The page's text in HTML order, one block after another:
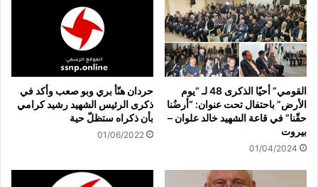
القومي” أحيّا الذكرى 48 لـ “يوم
الأرض” باحتفال تحت عنوان: “أرضُنا
حقّنا” في قاعة الشهيد خالد علوان –
بيروت
01/04/2024
حردان هنّأ بري وبو صعب وأكد في
ذكرى الرئيس الشهيد رشيد كرامي
بأن ذكراه ستظلّ حية
01/06/2022